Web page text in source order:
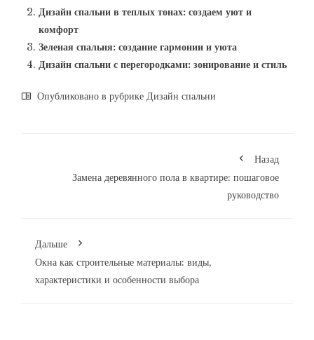
Дизайн спальни в теплых тонах: создаем уют и
комфорт
Зеленая спальня: создание гармонии и уюта
Дизайн спальни с перегородками: зонирование и стиль
Опубликовано в рубрике Дизайн спальни
Назад
Замена деревянного пола в квартире: пошаговое
руководство
Дальше
Окна как строительные материалы: виды,
характеристики и особенности выбора